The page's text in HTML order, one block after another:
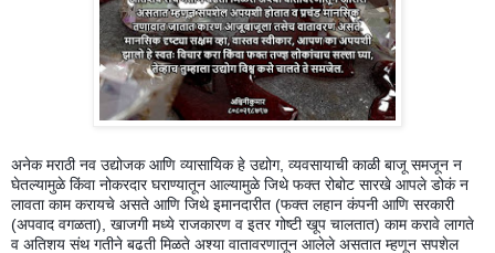
अनेक मराठी नव उद्योजक आणि व्यासायिक हे उद्योग, व्यवसायाची काळी बाजू समजून न
घेतल्यामुळे किंवा नोकरदार घराण्यातून आल्यामुळे जिथे फक्त रोबोट सारखे आपले डोकं न
लावता काम करायचे असते आणि जिथे इमानदारीत (फक्त लहान कंपनी आणि सरकारी
(अपवाद वगळता), खाजगी मध्ये राजकारण व इतर गोष्टी खूप चालतात) काम करावे लागते
व अतिशय संथ गतीने बढती मिळते अश्या वातावरणातून आलेले असतात म्हणून सपशेल